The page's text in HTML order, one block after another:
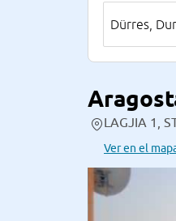
LAGJIA 1,
Ver en el